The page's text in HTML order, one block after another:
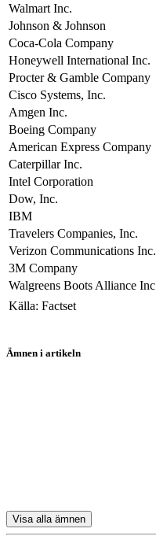
Walmart Inc.
Johnson & Johnson
Coca-Cola Company
Honeywell International Inc.
Procter & Gamble Company
Cisco Systems, Inc.
Amgen Inc.
Boeing Company
American Express Company
Caterpillar Inc.
Intel Corporation
Dow, Inc.
IBM
Travelers Companies, Inc.
Verizon Communications Inc.
3M Company
Walgreens Boots Alliance Inc
Källa: Factset
Ämnen i artikeln
Visa alla ämnen